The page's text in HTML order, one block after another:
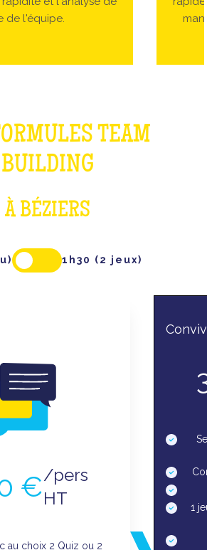
de l'équipe.
TEAM
BUILDING
À BÉZIERS
1h30 (2 jeux)
€/pers
HT
au choix 2 Quiz ou 2
1